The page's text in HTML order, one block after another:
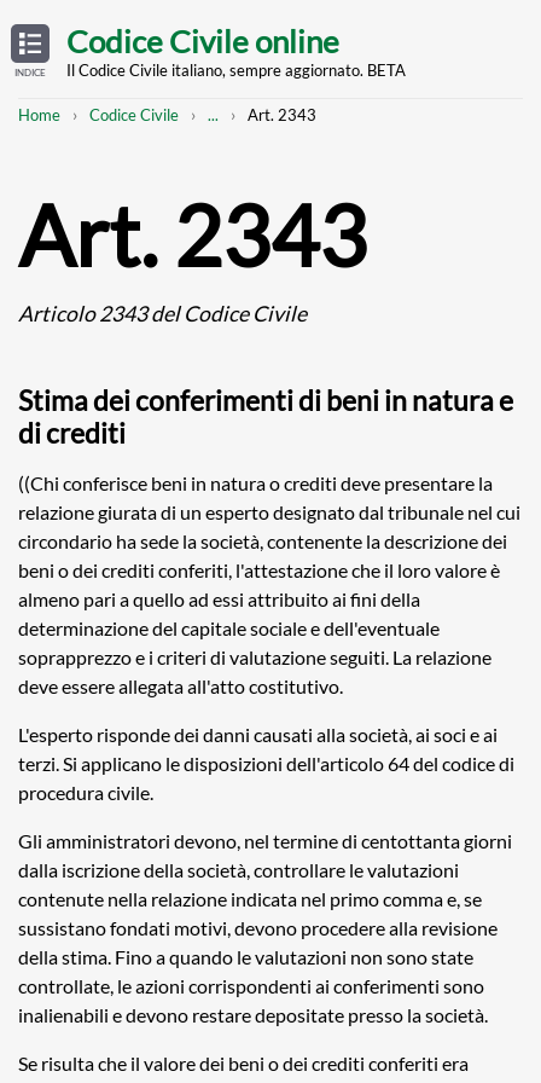
TABLE
OF
CONTENTS
INDICE
main
Codice Civile online
Il Codice Civile italiano, sempre aggiornato. BETA
Breadcrumb
Home Codice Civile
Mostra
... Art. 2343
Art. 2343
Articolo 2343 del Codice Civile
Stima dei conferimenti di beni in natura e
di crediti
((Chi conferisce beni in natura o crediti deve presentare la
relazione giurata di un esperto designato dal tribunale nel cui
circondario ha sede la società, contenente la descrizione dei
beni o dei crediti conferiti, l'attestazione che il loro valore è
almeno pari a quello ad essi attribuito ai fini della
determinazione del capitale sociale e dell'eventuale
soprapprezzo e i criteri di valutazione seguiti. La relazione
deve essere allegata all'atto costitutivo.
L'esperto risponde dei danni causati alla società, ai soci e ai
terzi. Si applicano le disposizioni dell'articolo 64 del codice di
procedura civile.
Gli amministratori devono, nel termine di centottanta giorni
dalla iscrizione della società, controllare le valutazioni
contenute nella relazione indicata nel primo comma e, se
sussistano fondati motivi, devono procedere alla revisione
della stima. Fino a quando le valutazioni non sono state
controllate, le azioni corrispondenti ai conferimenti sono
inalienabili e devono restare depositate presso la società.
Se risulta che il valore dei beni o dei crediti conferiti era